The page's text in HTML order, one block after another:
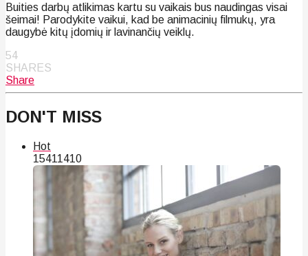
Buities darbų atlikimas kartu su vaikais bus naudingas visai
šeimai! Parodykite vaikui, kad be animacinių filmukų, yra
daugybė kitų įdomių ir lavinančių veiklų.
54
SHARES
Share
DON'T MISS
Hot
15411410